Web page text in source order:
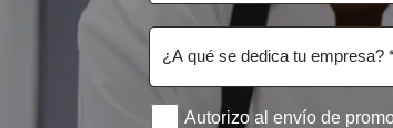
Autorizo al envío de